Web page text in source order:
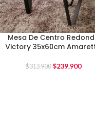
Mesa De Centro
Victory 35x60cm
$313.900 $239.900